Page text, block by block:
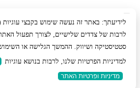
לרבות של צדדים שלישיים, לצורך תפעול
סטטיסטיקה ושיווק. ההמשך הגלישה או
למדיניות הפרטיות שלנו, לרבות בנושא עוגיות
מדיניות ופרטיות האתר